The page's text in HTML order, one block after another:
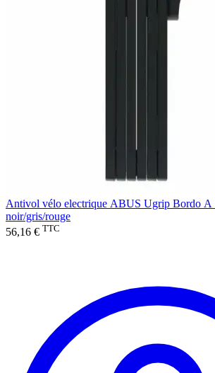
Antivol vélo electrique ABUS Ugrip Bordo A
noir/gris/rouge
56,16 € TTC